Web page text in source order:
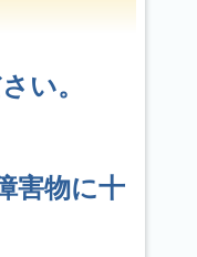
い。
害物に十